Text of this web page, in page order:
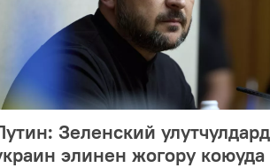
Зеленский
элинен жогору коюуда